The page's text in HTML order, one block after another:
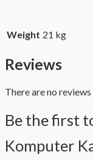
Weight 21 kg
Reviews
There are no reviews
Be the first
Komputer